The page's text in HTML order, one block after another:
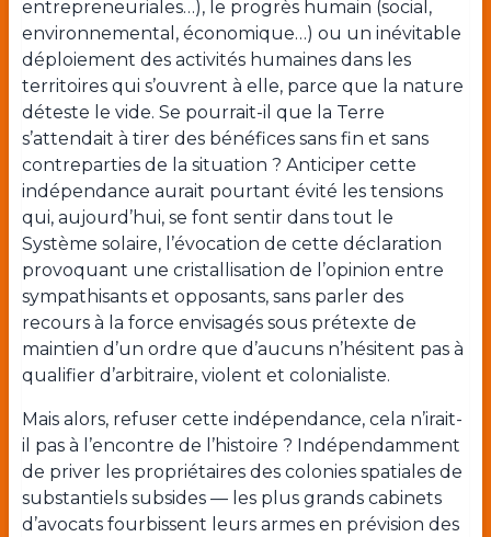
entrepreneuriales…), le progrès humain (social,
environnemental, économique…) ou un inévitable
déploiement des activités humaines dans les
territoires qui s’ouvrent à elle, parce que la nature
déteste le vide. Se pourrait-il que la Terre
s’attendait à tirer des bénéfices sans fin et sans
contreparties de la situation ? Anticiper cette
indépendance aurait pourtant évité les tensions
qui, aujourd’hui, se font sentir dans tout le
Système solaire, l’évocation de cette déclaration
provoquant une cristallisation de l’opinion entre
sympathisants et opposants, sans parler des
recours à la force envisagés sous prétexte de
maintien d’un ordre que d’aucuns n’hésitent pas à
qualifier d’arbitraire, violent et colonialiste.
Mais alors, refuser cette indépendance, cela n’irait-
il pas à l’encontre de l’histoire ? Indépendamment
de priver les propriétaires des colonies spatiales de
substantiels subsides — les plus grands cabinets
d’avocats fourbissent leurs armes en prévision des